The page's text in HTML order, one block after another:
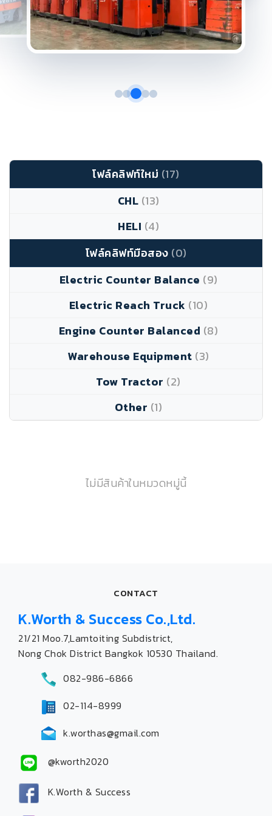
โฟล์คลิฟท์ใหม่ (17)
CHL (13)
HELI (4)
โฟล์คลิฟท์มือสอง (0)
Electric Counter Balance (9)
Electric Reach Truck (10)
Engine Counter Balanced (8)
Warehouse Equipment (3)
Tow Tractor (2)
Other (1)
ไม่มีสินค้าในหมวดหมู่นี้
CONTACT
K.Worth & Success Co.,Ltd.
21/21 Moo.7,Lamtoiting Subdistrict,
Nong Chok District Bangkok 10530 Thailand.
082-986-6866
02-114-8999
k.worthas@gmail.com
@kworth2020
K.Worth & Success